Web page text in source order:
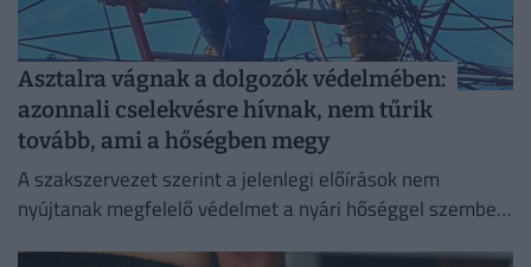
Asztalra vágnak a dolgozók védelmében:
azonnali cselekvésre hívnak, nem tűrik
tovább, ami a hőségben megy
A szakszervezet szerint a jelenlegi előírások nem
nyújtanak megfelelő védelmet a nyári hőséggel szemben,